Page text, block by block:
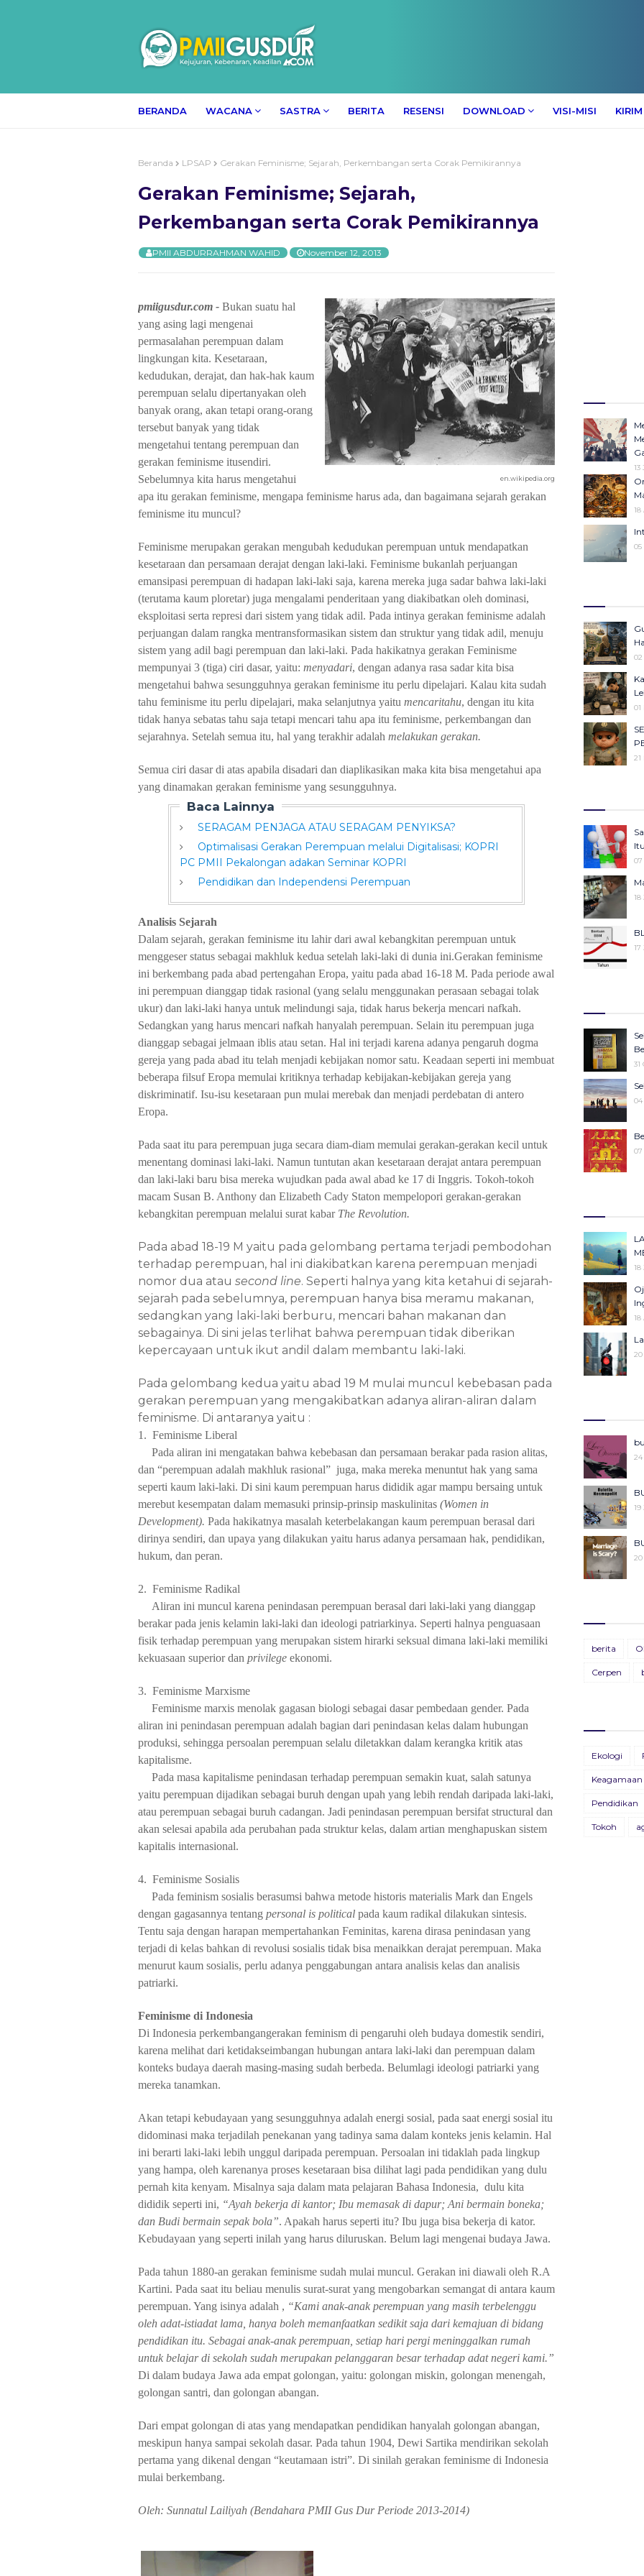
BERANDA WACANA SASTRA BERITA RESENSI DOWNLOAD VISI-MISI
Beranda LPSAP Gerakan Feminisme; Sejarah, Perkembangan serta Corak Pemikirannya
Gerakan Feminisme; Sejarah,
Perkembangan serta Corak Pemikirannya
PMII ABDURRAHMAN WAHID November 12, 2013
en.wikipedia.org
pmiigusdur.com - Bukan suatu hal
yang asing lagi mengenai
permasalahan perempuan dalam
lingkungan kita. Kesetaraan,
kedudukan, derajat, dan hak-hak kaum
perempuan selalu dipertanyakan oleh
banyak orang, akan tetapi orang-orang
tersebut banyak yang tidak
mengetahui tentang perempuan dan
gerakan feminisme itusendiri.
Sebelumnya kita harus mengetahui
apa itu gerakan feminisme, mengapa feminisme harus ada, dan bagaimana sejarah gerakan
feminisme itu muncul?
Feminisme merupakan gerakan mengubah kedudukan perempuan untuk mendapatkan
kesetaraan dan persamaan derajat dengan laki-laki. Feminisme bukanlah perjuangan
emansipasi perempuan di hadapan laki-laki saja, karena mereka juga sadar bahwa laki-laki
(terutama kaum ploretar) juga mengalami penderitaan yang diakibatkan oleh dominasi,
eksploitasi serta represi dari sistem yang tidak adil. Pada intinya gerakan feminisme adalah
perjuangan dalam rangka mentransformasikan sistem dan struktur yang tidak adil, menuju
sistem yang adil bagi perempuan dan laki-laki. Pada hakikatnya gerakan Feminisme
mempunyai 3 (tiga) ciri dasar, yaitu: menyadari, dengan adanya rasa sadar kita bisa
mengetahui bahwa sesungguhnya gerakan feminisme itu perlu dipelajari. Kalau kita sudah
tahu feminisme itu perlu dipelajari, maka selanjutnya yaitu mencaritahu, dengan itu kita
tidak hanya sebatas tahu saja tetapi mencari tahu apa itu feminisme, perkembangan dan
sejarahnya. Setelah semua itu, hal yang terakhir adalah melakukan gerakan.
Semua ciri dasar di atas apabila disadari dan diaplikasikan maka kita bisa mengetahui apa
yang dinamakan gerakan feminisme yang sesungguhnya.
Baca Lainnya
SERAGAM PENJAGA ATAU SERAGAM PENYIKSA?
Optimalisasi Gerakan Perempuan melalui Digitalisasi; KOPRI
PC PMII Pekalongan adakan Seminar KOPRI
Pendidikan dan Independensi Perempuan
Analisis Sejarah
Dalam sejarah, gerakan feminisme itu lahir dari awal kebangkitan perempuan untuk
menggeser status sebagai makhluk kedua setelah laki-laki di dunia ini.Gerakan feminisme
ini berkembang pada abad pertengahan Eropa, yaitu pada abad 16-18 M. Pada periode awal
ini perempuan dianggap tidak rasional (yang selalu menggunakan perasaan sebagai tolak
ukur) dan laki-laki hanya untuk melindungi saja, tidak harus bekerja mencari nafkah.
Sedangkan yang harus mencari nafkah hanyalah perempuan. Selain itu perempuan juga
dianggap sebagai jelmaan iblis atau setan. Hal ini terjadi karena adanya pengaruh dogma
gereja yang pada abad itu telah menjadi kebijakan nomor satu. Keadaan seperti ini membuat
beberapa filsuf Eropa memulai kritiknya terhadap kebijakan-kebijakan gereja yang
diskriminatif. Isu-isu kesetaraan pun mulai merebak dan menjadi perdebatan di antero
Eropa.
Pada saat itu para perempuan juga secara diam-diam memulai gerakan-gerakan kecil untuk
menentang dominasi laki-laki. Namun tuntutan akan kesetaraan derajat antara perempuan
dan laki-laki baru bisa mereka wujudkan pada awal abad ke 17 di Inggris. Tokoh-tokoh
macam Susan B. Anthony dan Elizabeth Cady Staton mempelopori gerakan-gerakan
kebangkitan perempuan melalui surat kabar The Revolution.
Pada abad 18-19 M yaitu pada gelombang pertama terjadi pembodohan
terhadap perempuan, hal ini diakibatkan karena perempuan menjadi
nomor dua atau second line. Seperti halnya yang kita ketahui di sejarah-
sejarah pada sebelumnya, perempuan hanya bisa meramu makanan,
sedangkan yang laki-laki berburu, mencari bahan makanan dan
sebagainya. Di sini jelas terlihat bahwa perempuan tidak diberikan
kepercayaan untuk ikut andil dalam membantu laki-laki.
Pada gelombang kedua yaitu abad 19 M mulai muncul kebebasan pada
gerakan perempuan yang mengakibatkan adanya aliran-aliran dalam
feminisme. Di antaranya yaitu :
1. Feminisme Liberal
Pada aliran ini mengatakan bahwa kebebasan dan persamaan berakar pada rasion alitas,
dan “perempuan adalah makhluk rasional” juga, maka mereka menuntut hak yang sama
seperti kaum laki-laki. Di sini kaum perempuan harus dididik agar mampu bersaing untuk
merebut kesempatan dalam memasuki prinsip-prinsip maskulinitas (Women in
Development). Pada hakikatnya masalah keterbelakangan kaum perempuan berasal dari
dirinya sendiri, dan upaya yang dilakukan yaitu harus adanya persamaan hak, pendidikan,
hukum, dan peran.
2. Feminisme Radikal
Aliran ini muncul karena penindasan perempuan berasal dari laki-laki yang dianggap
berakar pada jenis kelamin laki-laki dan ideologi patriarkinya. Seperti halnya penguasaan
fisik terhadap perempuan yang merupakan sistem hirarki seksual dimana laki-laki memiliki
kekuasaan superior dan privilege ekonomi.
3. Feminisme Marxisme
Feminisme marxis menolak gagasan biologi sebagai dasar pembedaan gender. Pada
aliran ini penindasan perempuan adalah bagian dari penindasan kelas dalam hubungan
produksi, sehingga persoalan perempuan selalu diletakkan dalam kerangka kritik atas
kapitalisme.
Pada masa kapitalisme penindasan terhadap perempuan semakin kuat, salah satunya
yaitu perempuan dijadikan sebagai buruh dengan upah yang lebih rendah daripada laki-laki,
atau perempuan sebagai buruh cadangan. Jadi penindasan perempuan bersifat structural dan
akan selesai apabila ada perubahan pada struktur kelas, dalam artian menghapuskan sistem
kapitalis internasional.
4. Feminisme Sosialis
Pada feminism sosialis berasumsi bahwa metode historis materialis Mark dan Engels
dengan gagasannya tentang personal is political pada kaum radikal dilakukan sintesis.
Tentu saja dengan harapan mempertahankan Feminitas, karena dirasa penindasan yang
terjadi di kelas bahkan di revolusi sosialis tidak bisa menaikkan derajat perempuan. Maka
menurut kaum sosialis, perlu adanya penggabungan antara analisis kelas dan analisis
patriarki.
Feminisme di Indonesia
Di Indonesia perkembangangerakan feminism di pengaruhi oleh budaya domestik sendiri,
karena melihat dari ketidakseimbangan hubungan antara laki-laki dan perempuan dalam
konteks budaya daerah masing-masing sudah berbeda. Belumlagi ideologi patriarki yang
mereka tanamkan.
Akan tetapi kebudayaan yang sesungguhnya adalah energi sosial, pada saat energi sosial itu
didominasi maka terjadilah penekanan yang tadinya sama dalam konteks jenis kelamin. Hal
ini berarti laki-laki lebih unggul daripada perempuan. Persoalan ini tidaklah pada lingkup
yang hampa, oleh karenanya proses kesetaraan bisa dilihat lagi pada pendidikan yang dulu
pernah kita kenyam. Misalnya saja dalam mata pelajaran Bahasa Indonesia, dulu kita
dididik seperti ini, “Ayah bekerja di kantor; Ibu memasak di dapur; Ani bermain boneka;
dan Budi bermain sepak bola”. Apakah harus seperti itu? Ibu juga bisa bekerja di kator.
Kebudayaan yang seperti inilah yang harus diluruskan. Belum lagi mengenai budaya Jawa.
Pada tahun 1880-an gerakan feminisme sudah mulai muncul. Gerakan ini diawali oleh R.A
Kartini. Pada saat itu beliau menulis surat-surat yang mengobarkan semangat di antara kaum
perempuan. Yang isinya adalah , “Kami anak-anak perempuan yang masih terbelenggu
oleh adat-istiadat lama, hanya boleh memanfaatkan sedikit saja dari kemajuan di bidang
pendidikan itu. Sebagai anak-anak perempuan, setiap hari pergi meninggalkan rumah
untuk belajar di sekolah sudah merupakan pelanggaran besar terhadap adat negeri kami.”
Di dalam budaya Jawa ada empat golongan, yaitu: golongan miskin, golongan menengah,
golongan santri, dan golongan abangan.
Dari empat golongan di atas yang mendapatkan pendidikan hanyalah golongan abangan,
meskipun hanya sampai sekolah dasar. Pada tahun 1904, Dewi Sartika mendirikan sekolah
pertama yang dikenal dengan “keutamaan istri”. Di sinilah gerakan feminisme di Indonesia
mulai berkembang.
Oleh: Sunnatul Lailiyah (Bendahara PMII Gus Dur Periode 2013-2014)
13
18
23 Desember
01
18
17
19
19
13
31
04
27
27
18
18
22
18
19
berita
Cerpen
Ekologi
Keagamaan
Pendidikan
Tokoh